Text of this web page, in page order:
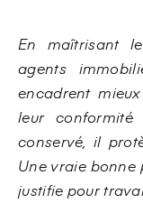
En maîtrisant
agents
encadrent
leur
conservé, il
Une vraie bonne
justifie pour